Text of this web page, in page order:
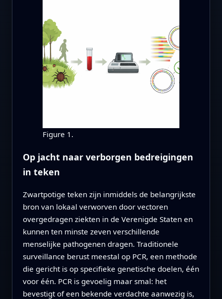
Figure 1.
Op jacht naar verborgen bedreigingen
in teken
Zwartpotige teken zijn inmiddels de belangrijkste
bron van lokaal verworven door vectoren
overgedragen ziekten in de Verenigde Staten en
kunnen ten minste zeven verschillende
menselijke pathogenen dragen. Traditionele
surveillance berust meestal op PCR, een methode
die gericht is op specifieke genetische doelen, één
voor één. PCR is gevoelig maar smal: het
bevestigt of een bekende verdachte aanwezig is,